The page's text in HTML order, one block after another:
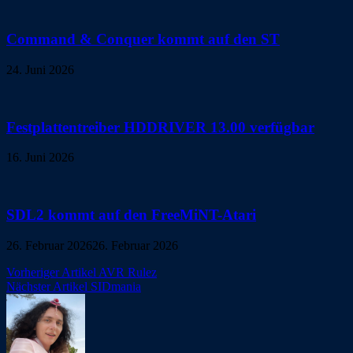
Command & Conquer kommt auf den ST
24. Juni 2026
Festplattentreiber HDDRIVER 13.00 verfügbar
16. Juni 2026
SDL2 kommt auf den FreeMiNT-Atari
26. Februar 202626. Februar 2026
Beitragsnavigation
Vorheriger Artikel AVR Rulez
Nächster Artikel SIDmania